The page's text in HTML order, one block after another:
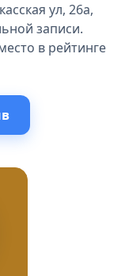
ул, 26а,
записи.
в рейтинге